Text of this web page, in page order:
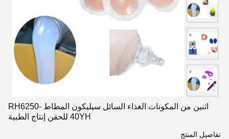
اثنين من المكونات الغذاء السائل سيليكون المطاط RH6250-
40YH للحقن إنتاج الطبية
تفاصيل المنتج